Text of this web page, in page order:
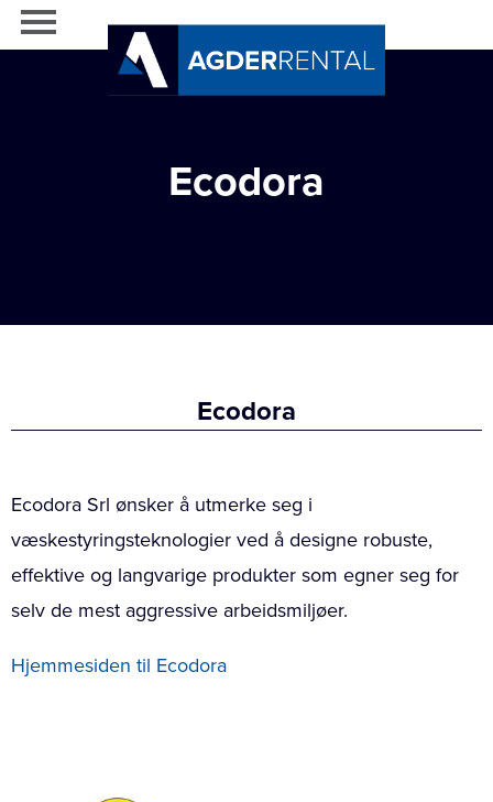
Ecodora
Ecodora
Ecodora Srl ønsker å utmerke seg i
væskestyringsteknologier ved å designe robuste,
effektive og langvarige produkter som egner seg for
selv de mest aggressive arbeidsmiljøer.
Hjemmesiden til Ecodora